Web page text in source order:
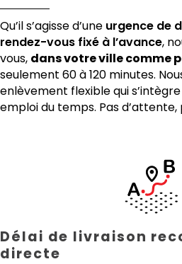
Qu’il s’agisse d’une urgence de
rendez-vous fixé à l’avance,
vous, dans votre ville comme
seulement 60 à 120 minutes.
enlèvement flexible qui
emploi du temps. Pas
Délai de livraison
directe